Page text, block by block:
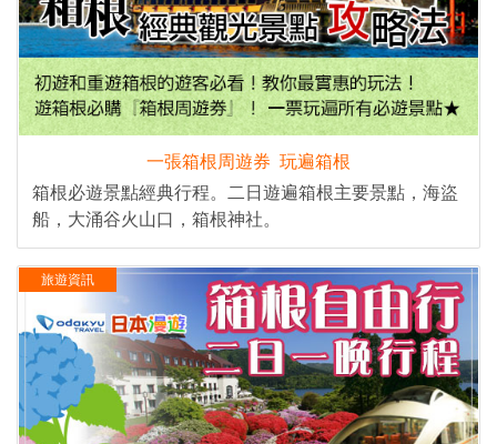
一張箱根周遊券 玩遍箱根
箱根必遊景點經典行程。二日遊遍箱根主要景點，海盜
船，大涌谷火山口，箱根神社。
旅遊資訊